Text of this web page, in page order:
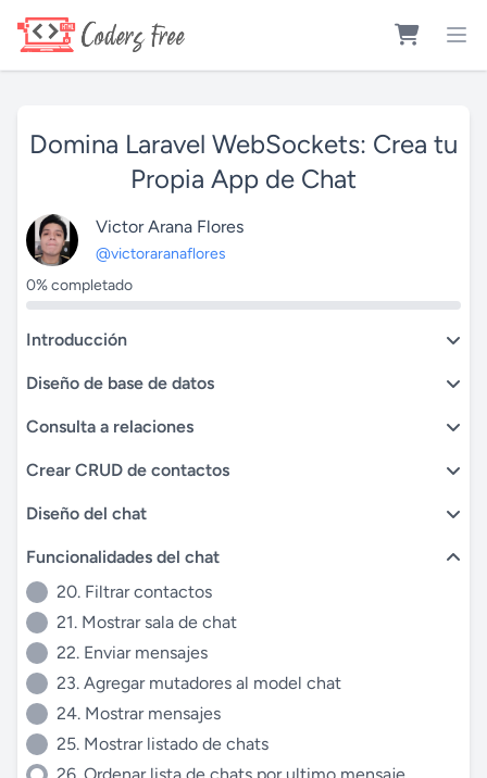
Domina Laravel WebSockets: Crea tu
Propia App de Chat
Victor Arana Flores
@victoraranaflores
0% completado
Introducción
Diseño de base de datos
Consulta a relaciones
Crear CRUD de contactos
Diseño del chat
Funcionalidades del chat
20. Filtrar contactos
21. Mostrar sala de chat
22. Enviar mensajes
23. Agregar mutadores al model chat
24. Mostrar mensajes
25. Mostrar listado de chats